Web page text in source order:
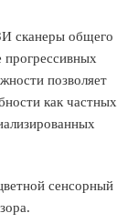
сканеры общего
прогрессивных
позволяет
как частных
сенсорный